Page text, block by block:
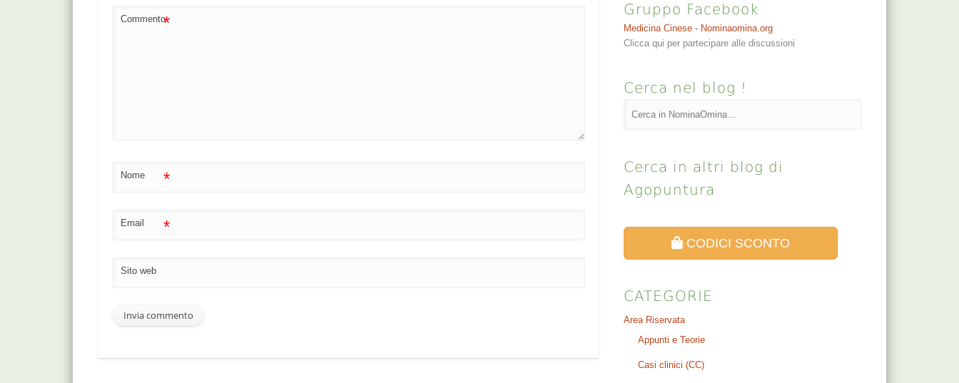
Commento*
Nome *
Email *
Sito web
Gruppo Facebook
Medicina Cinese - Nominaomina.org
Clicca qui per partecipare alle discussioni
Cerca nel blog !
Cerca in altri blog di
Agopuntura
CODICI SCONTO
CATEGORIE
Area Riservata
Appunti e Teorie
Casi clinici (CC)